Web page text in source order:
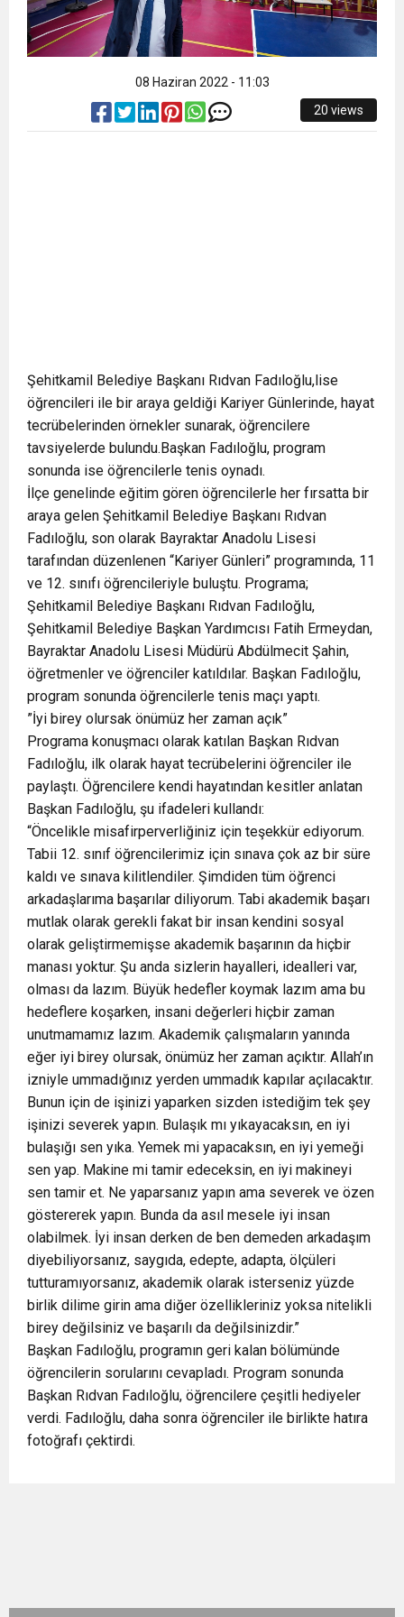
08 Haziran 2022 - 11:03
20 views
Şehitkamil Belediye Başkanı Rıdvan Fadıloğlu,lise
öğrencileri ile bir araya geldiği Kariyer Günlerinde, hayat
tecrübelerinden örnekler sunarak, öğrencilere
tavsiyelerde bulundu.Başkan Fadıloğlu, program
sonunda ise öğrencilerle tenis oynadı.
İlçe genelinde eğitim gören öğrencilerle her fırsatta bir
araya gelen Şehitkamil Belediye Başkanı Rıdvan
Fadıloğlu, son olarak Bayraktar Anadolu Lisesi
tarafından düzenlenen “Kariyer Günleri” programında, 11
ve 12. sınıfı öğrencileriyle buluştu. Programa;
Şehitkamil Belediye Başkanı Rıdvan Fadıloğlu,
Şehitkamil Belediye Başkan Yardımcısı Fatih Ermeydan,
Bayraktar Anadolu Lisesi Müdürü Abdülmecit Şahin,
öğretmenler ve öğrenciler katıldılar. Başkan Fadıloğlu,
program sonunda öğrencilerle tenis maçı yaptı.
”İyi birey olursak önümüz her zaman açık”
Programa konuşmacı olarak katılan Başkan Rıdvan
Fadıloğlu, ilk olarak hayat tecrübelerini öğrenciler ile
paylaştı. Öğrencilere kendi hayatından kesitler anlatan
Başkan Fadıloğlu, şu ifadeleri kullandı:
“Öncelikle misafirperverliğiniz için teşekkür ediyorum.
Tabii 12. sınıf öğrencilerimiz için sınava çok az bir süre
kaldı ve sınava kilitlendiler. Şimdiden tüm öğrenci
arkadaşlarıma başarılar diliyorum. Tabi akademik başarı
mutlak olarak gerekli fakat bir insan kendini sosyal
olarak geliştirmemişse akademik başarının da hiçbir
manası yoktur. Şu anda sizlerin hayalleri, idealleri var,
olması da lazım. Büyük hedefler koymak lazım ama bu
hedeflere koşarken, insani değerleri hiçbir zaman
unutmamamız lazım. Akademik çalışmaların yanında
eğer iyi birey olursak, önümüz her zaman açıktır. Allah’ın
izniyle ummadığınız yerden ummadık kapılar açılacaktır.
Bunun için de işinizi yaparken sizden istediğim tek şey
işinizi severek yapın. Bulaşık mı yıkayacaksın, en iyi
bulaşığı sen yıka. Yemek mi yapacaksın, en iyi yemeği
sen yap. Makine mi tamir edeceksin, en iyi makineyi
sen tamir et. Ne yaparsanız yapın ama severek ve özen
göstererek yapın. Bunda da asıl mesele iyi insan
olabilmek. İyi insan derken de ben demeden arkadaşım
diyebiliyorsanız, saygıda, edepte, adapta, ölçüleri
tutturamıyorsanız, akademik olarak isterseniz yüzde
birlik dilime girin ama diğer özellikleriniz yoksa nitelikli
birey değilsiniz ve başarılı da değilsinizdir.”
Başkan Fadıloğlu, programın geri kalan bölümünde
öğrencilerin sorularını cevapladı. Program sonunda
Başkan Rıdvan Fadıloğlu, öğrencilere çeşitli hediyeler
verdi. Fadıloğlu, daha sonra öğrenciler ile birlikte hatıra
fotoğrafı çektirdi.